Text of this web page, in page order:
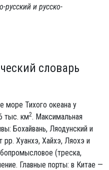
русский и русско-
словарь
море Тихого океана у
тыс. км2. Максимальная
Бохайвань, Ляодунский и
Хуанхэ, Хайхэ, Ляохэ и
(треска,
Главные порты: в Китае —